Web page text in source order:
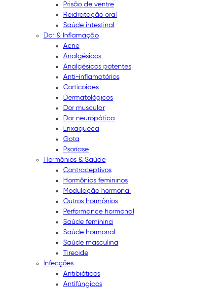
Prisão de ventre
Reidratação oral
Saúde intestinal
Dor & Inflamação
Acne
Analgésicos
Analgésicos potentes
Anti-inflamatórios
Corticoides
Dermatológicos
Dor muscular
Dor neuropática
Enxaqueca
Gota
Psoríase
Hormônios & Saúde
Contraceptivos
Hormônios femininos
Modulação hormonal
Outros hormônios
Performance hormonal
Saúde feminina
Saúde hormonal
Saúde masculina
Tireoide
Infecções
Antibióticos
Antifúngicos